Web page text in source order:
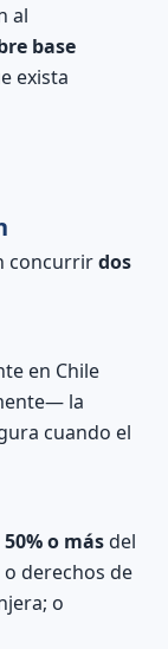
al
base
exista
concurrirdos
en Chile
la
cuando el
50% o másdel
derechos de
o